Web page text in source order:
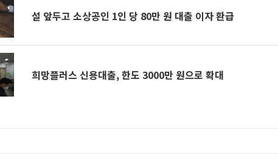
설 앞두고 소상공인 1인 당 80만 원 대출 이자 환급
희망플러스 신용대출, 한도 3000만 원으로 확대